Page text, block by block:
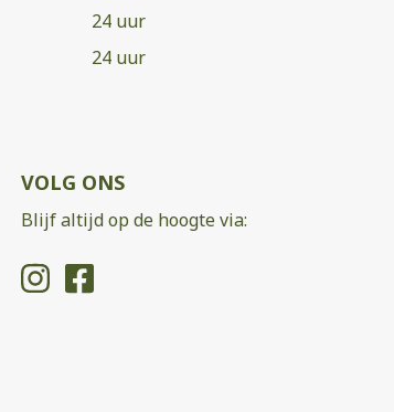
24 uur
24 uur
VOLG ONS
Blijf altijd op de hoogte via: